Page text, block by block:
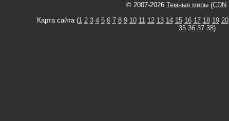
© 2007-2026 Темные миры(CDN
Карта сайта (1 2 3 4 5 6 7 8 9 10 11 12 13 14 15 16 17 18 19 20
35 36 37 38)